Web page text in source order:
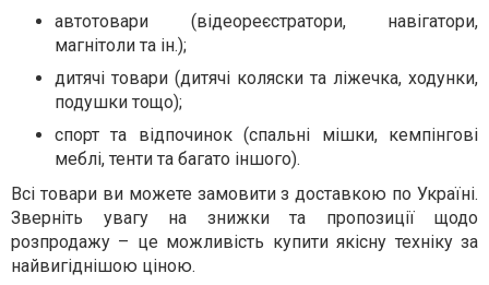
автотовари (відеореєстратори, навігатори,
магнітоли та ін.);
дитячі товари (дитячі коляски та ліжечка, ходунки,
подушки тощо);
спорт та відпочинок (спальні мішки, кемпінгові
меблі, тенти та багато іншого).
Всі товари ви можете замовити з доставкою по Україні.
Зверніть увагу на знижки та пропозиції щодо
розпродажу – це можливість купити якісну техніку за
найвигіднішою ціною.